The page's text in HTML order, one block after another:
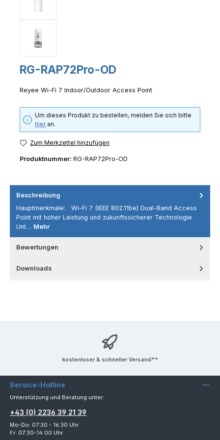
RG-RAP72Pro-OD
Reyee Wi-Fi 7 Indoor/Outdoor Access Point
Um dieses Produkt zu bestellen, melden Sie sich bitte
hieran.
Zum Merkzettel hinzufügen
Produktnummer: RG-RAP72Pro-OD
Beschreibung
Hauptmerkmale: Wi-Fi 7 (IEEE 802.11be) Dual-Band Access
Point mit hoher Leistung und zukunftssicherer Technologie
Unt… Mehr
Bewertungen
Downloads
kostenloser & schneller Versand**
Service-Hotline
Unterstützung und Beratung unter:
+43 (0) 2236 39 21 39
Mo-Do: 07:30 - 16:30 Uhr
Fr: 07:30-14:00 Uhr